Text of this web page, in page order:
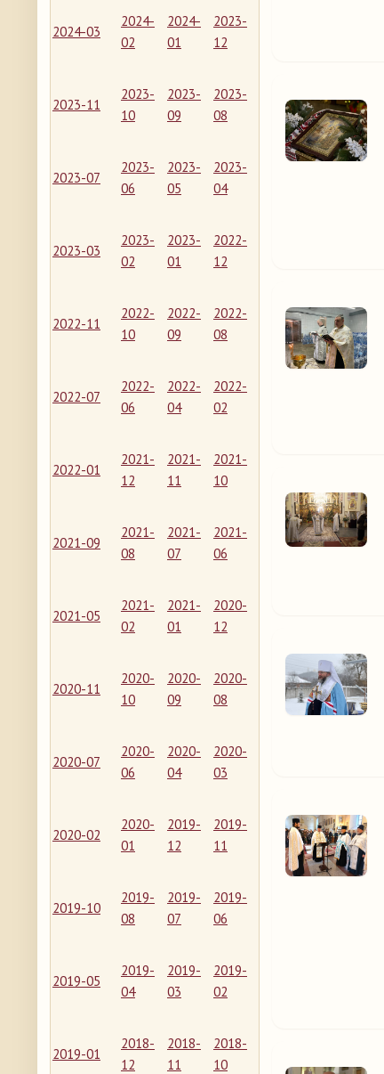
2024-03
2024-
02
2024-
01
2023-
12
2023-11
2023-
10
2023-
09
2023-
08
2023-07
2023-
06
2023-
05
2023-
04
2023-03
2023-
02
2023-
01
2022-
12
2022-11
2022-
10
2022-
09
2022-
08
2022-07
2022-
06
2022-
04
2022-
02
2022-01
2021-
12
2021-
11
2021-
10
2021-09
2021-
08
2021-
07
2021-
06
2021-05
2021-
02
2021-
01
2020-
12
2020-11
2020-
10
2020-
09
2020-
08
2020-07
2020-
06
2020-
04
2020-
03
2020-02
2020-
01
2019-
12
2019-
11
2019-10
2019-
08
2019-
07
2019-
06
2019-05
2019-
04
2019-
03
2019-
02
2019-01
2018-
12
2018-
11
2018-
10